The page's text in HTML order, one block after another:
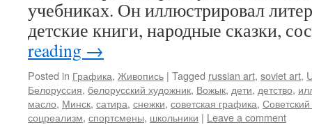
учебниках. Он иллюстрировал
детские книги, народные сказки,
reading →
Posted in Графика, Живопись | Tagged russian art, soviet art,
Белоруссия, белорусский художник, Вожык, дети, детство,
масло, Минск, сатира, снежки, советская графика,
соцреализм, спортсмены, школьники | Leave a comment